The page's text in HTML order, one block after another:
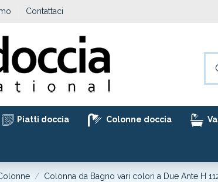
Contattaci
Piatti doccia Colonne doccia
Colonna da Bagno vari colori a Due Ante H